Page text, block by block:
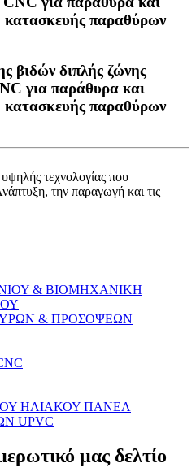
κατασκευής παραθύρων
βιδών διπλής ζώνης
για παράθυρα και
κατασκευής παραθύρων
τεχνολογίας που
την παραγωγή και τις
& ΒΙΟΜΗΧΑΝΙΚΗ
& ΠΡΟΣΟΨΕΩΝ
ΗΛΙΑΚΟΥ ΠΑΝΕΛ
UPVC
μας δελτίο